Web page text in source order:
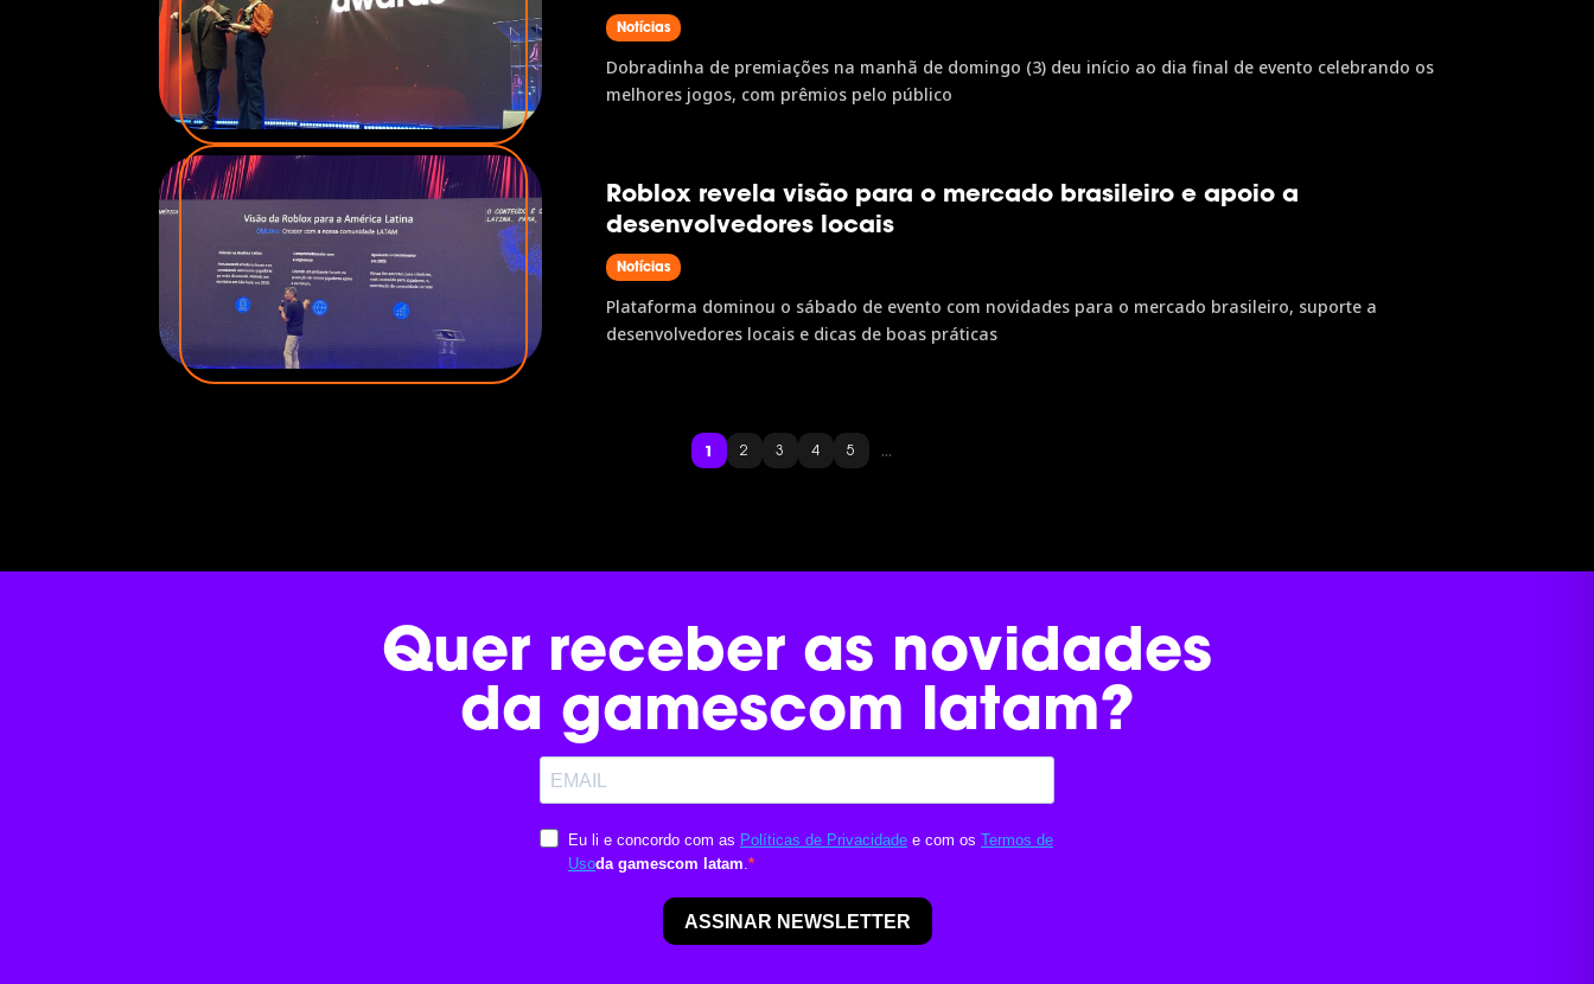
Notícias
Dobradinha de premiações na manhã de domingo (3) deu início ao dia final de evento celebrando os
melhores jogos, com prêmios pelo público
Roblox revela visão para o mercado brasileiro e apoio a
desenvolvedores locais
Notícias
Plataforma dominou o sábado de evento com novidades para o mercado brasileiro, suporte a
desenvolvedores locais e dicas de boas práticas
1 2 3 4 5 ...
Quer receber as novidades
da gamescom latam?